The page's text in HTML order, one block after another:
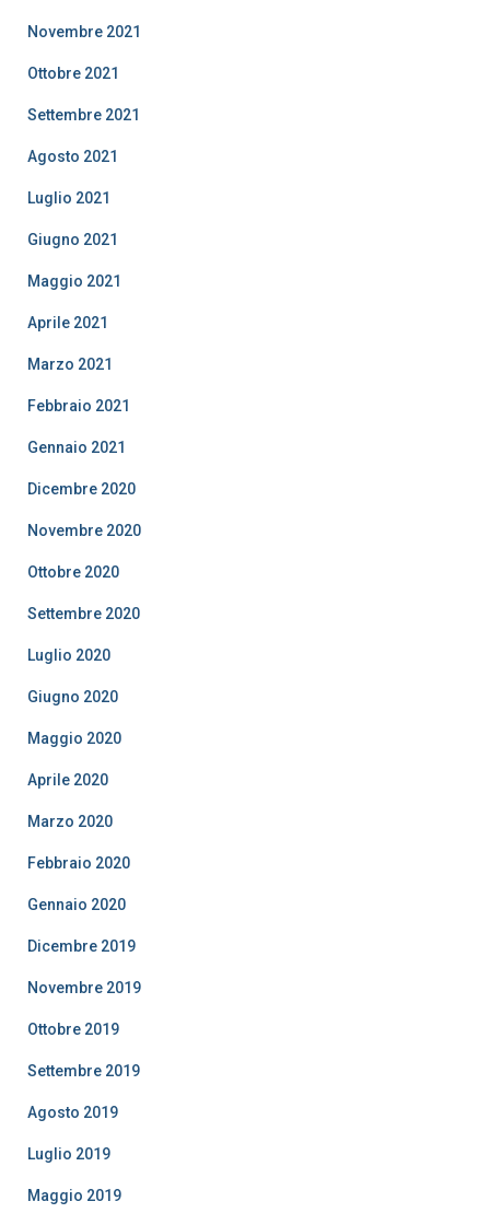
Novembre 2021
Ottobre 2021
Settembre 2021
Agosto 2021
Luglio 2021
Giugno 2021
Maggio 2021
Aprile 2021
Marzo 2021
Febbraio 2021
Gennaio 2021
Dicembre 2020
Novembre 2020
Ottobre 2020
Settembre 2020
Luglio 2020
Giugno 2020
Maggio 2020
Aprile 2020
Marzo 2020
Febbraio 2020
Gennaio 2020
Dicembre 2019
Novembre 2019
Ottobre 2019
Settembre 2019
Agosto 2019
Luglio 2019
Maggio 2019